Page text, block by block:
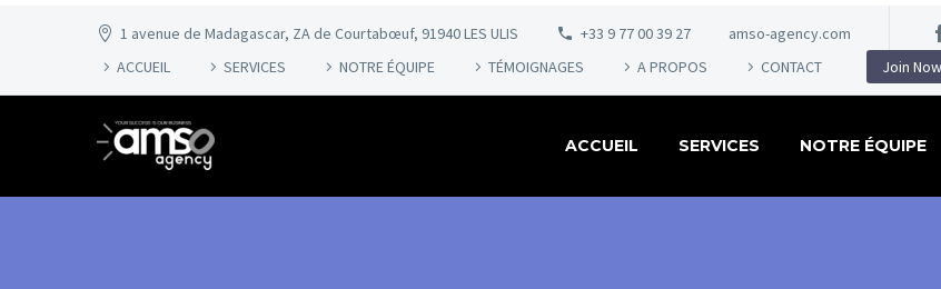
1 avenue de Madagascar, ZA de Courtabœuf, 91940 LES ULIS +33 9 77 00 39 27
amso-agency.com
ACCUEIL
SERVICES NOTRE ÉQUIPE TÉMOIGNAGES A PROPOS CONTACT Join Now
ACCUEIL SERVICES NOTRE ÉQUIPE